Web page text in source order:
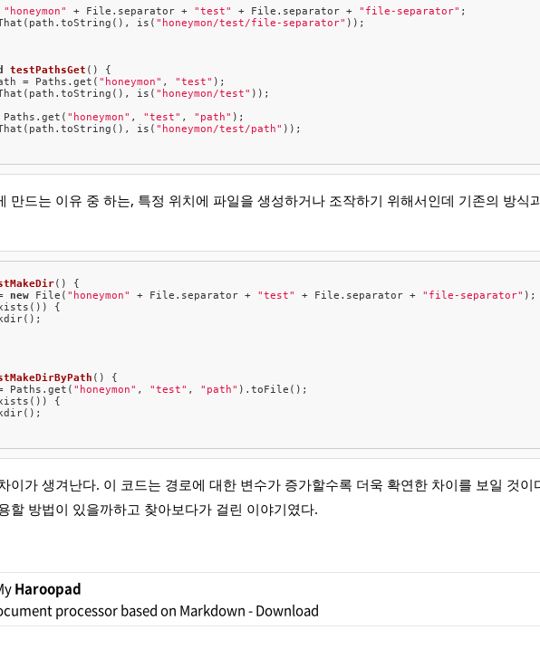
"honeymon" + File.separator + "test" + File.separator + "file-separator" ;
is(
"honeymon/test/file-separator" ));
testPathsGet () {
= Paths.get(
"honeymon" , "test" );
is(
"honeymon/test" ));
"honeymon" , "test" , "path" );
is(
"honeymon/test/path" ));
만드는 이유 중 하는, 특정 위치에 파일을 생성하거나 조작하기 위해서인데 기존의 방식
() {
new File( "honeymon" + File.separator + "test" + File.separator + "file-separator" );
{
() {
Paths.get(
"honeymon" , "test" , "path" ).toFile();
{
이가 생겨난다. 이 코드는 경로에 대한 변수가 증가할수록 더욱 확연한 차이를 보일 것이
할 방법이 있을까하고 찾아보다가 걸린 이야기였다.
Haroopad
processor based on Markdown -Download